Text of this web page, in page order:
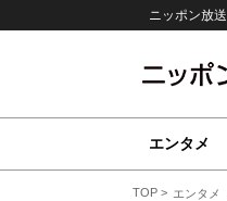
ニッポン放送
エンタメ
TOP エンタメ